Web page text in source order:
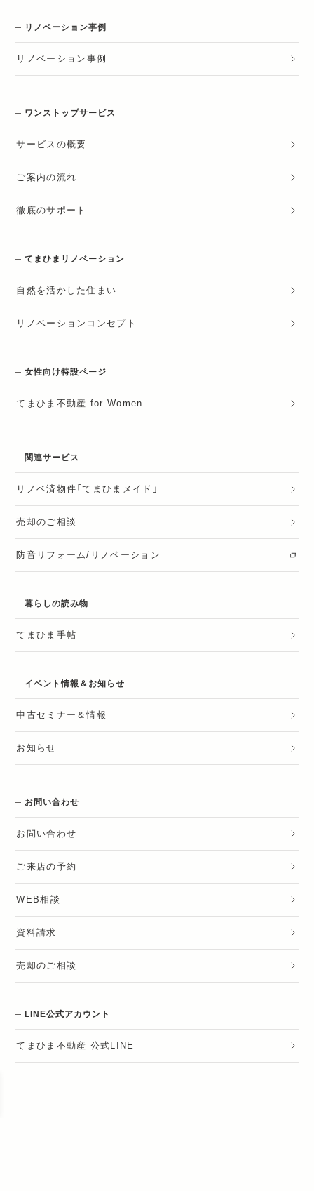
リノベーション事例
リノベーション 事例
ワンストップサービス
サービスの概要
ご案内の流れ
徹底のサポート
てまひまリノベーション
自然を活かした住まい
リノベーションコンセプト
女性向け特設ページ
てまひま不動産 for Women
関連サービス
リノベ済物件「てまひまメイド」
売却のご相談
防音リフォーム/リノベーション
暮らしの読み物
てまひま手帖
イベント情報＆お知らせ
中古セミナー＆情報
お知らせ
お問い合わせ
お問い合わせ
ご来店の予約
WEB相談
資料請求
売却のご相談
LINE公式アカウント
てまひま不動産 公式LINE